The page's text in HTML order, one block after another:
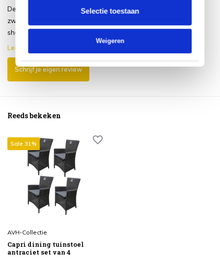
Selectie toestaan
Weigeren
De kleur is meer naar het bruin dan
zwart. Er was geen voorbeeld in de
showroom. Ge...
Lees meer
Schrijf je eigen review
Reeds bekeken
Sale 31%
AVH-Collectie
Capri dining tuinstoel
antraciet set van 4